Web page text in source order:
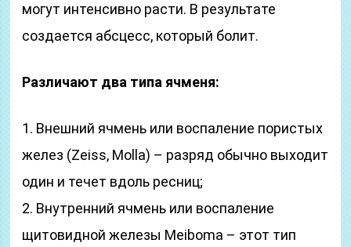
могут интенсивно расти. В результате
создается абсцесс, который болит.
Различают два типа ячменя:
1. Внешний ячмень или воспаление пористых
желез (Zeiss, Molla) – разряд обычно выходит
один и течет вдоль ресниц;
2. Внутренний ячмень или воспаление
щитовидной железы Meiboma – этот тип